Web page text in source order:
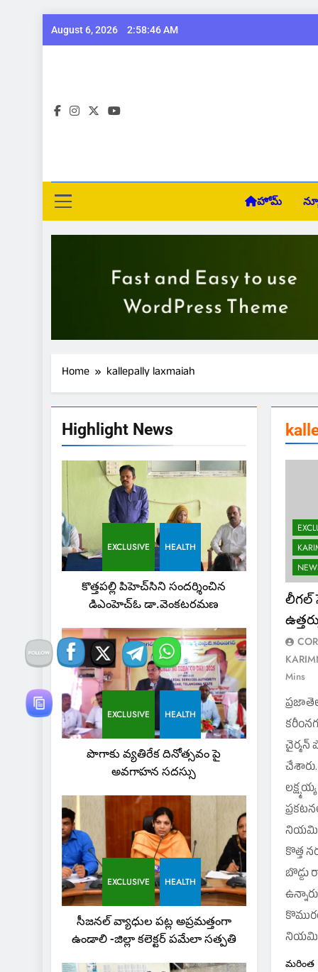
Skip
August 6, 2026 2:58:47 AM
హోమ్
Home kallepally laxmaiah
Highlight News
EXCLUSIVE HEALTH
కొత్తపల్లి పిహెచ్‌సిని సందర్శించిన
డిఎంహెచ్‌ఓ డా.వెంకటరమణ
EXCLUSIVE HEALTH
పొగాకు వ్యతిరేక దినోత్సవం పై
అవగాహన సదస్సు
EXCLUSIVE HEALTH
సీజనల్ వ్యాధుల పట్ల అప్రమత్తంగా
ఉండాలి -జిల్లా కలెక్టర్ పమేలా సత్పతి
లీగల్
Mins
చైర్మన్
కొత్త
బొడ్డు
మరింత